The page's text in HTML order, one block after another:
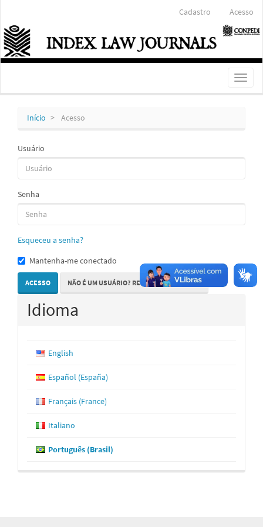
Conteúdo
principal
Barra
Lateral
Cadastro Acesso
Toggle
Início Acesso
Usuário
Senha
Esqueceu a senha?
Mantenha-me conectado
ACESSO NÃO É UM USUÁRIO? REGISTRE-SE NO SITE
Idioma
English
Español (España)
Français (France)
Italiano
Português (Brasil)